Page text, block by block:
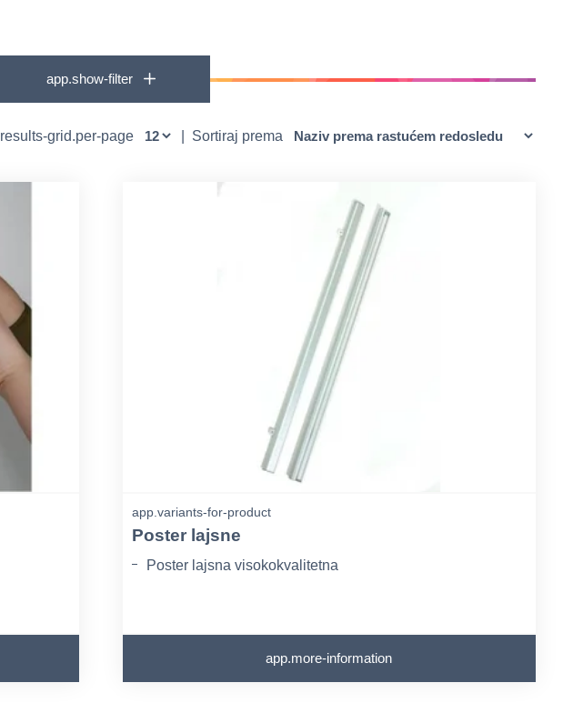
app.show-filter
results-grid.per-page Sortiraj prema
app.variants-for-product
Poster lajsne
Poster lajsna visokokvalitetna
app.more-information